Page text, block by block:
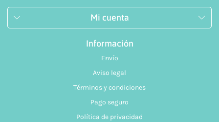
Mi cuenta
Información
Envío
Aviso legal
Términos y condiciones
Pago seguro
Política de privacidad